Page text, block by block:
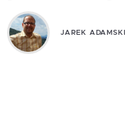
JAREK ADAMSKI